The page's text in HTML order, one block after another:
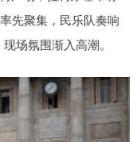
先聚集，民乐队奏响
场氛围渐入高潮。